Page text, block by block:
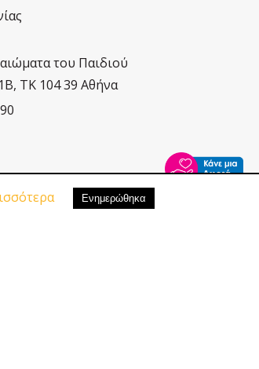
του Παιδιού
ΤΚ 104 39 Αθήνα